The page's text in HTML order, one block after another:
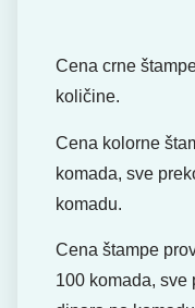
Cena crne
količine.
Cena kolorne
komada, sve
komadu.
Cena štampe
100 komada, sve